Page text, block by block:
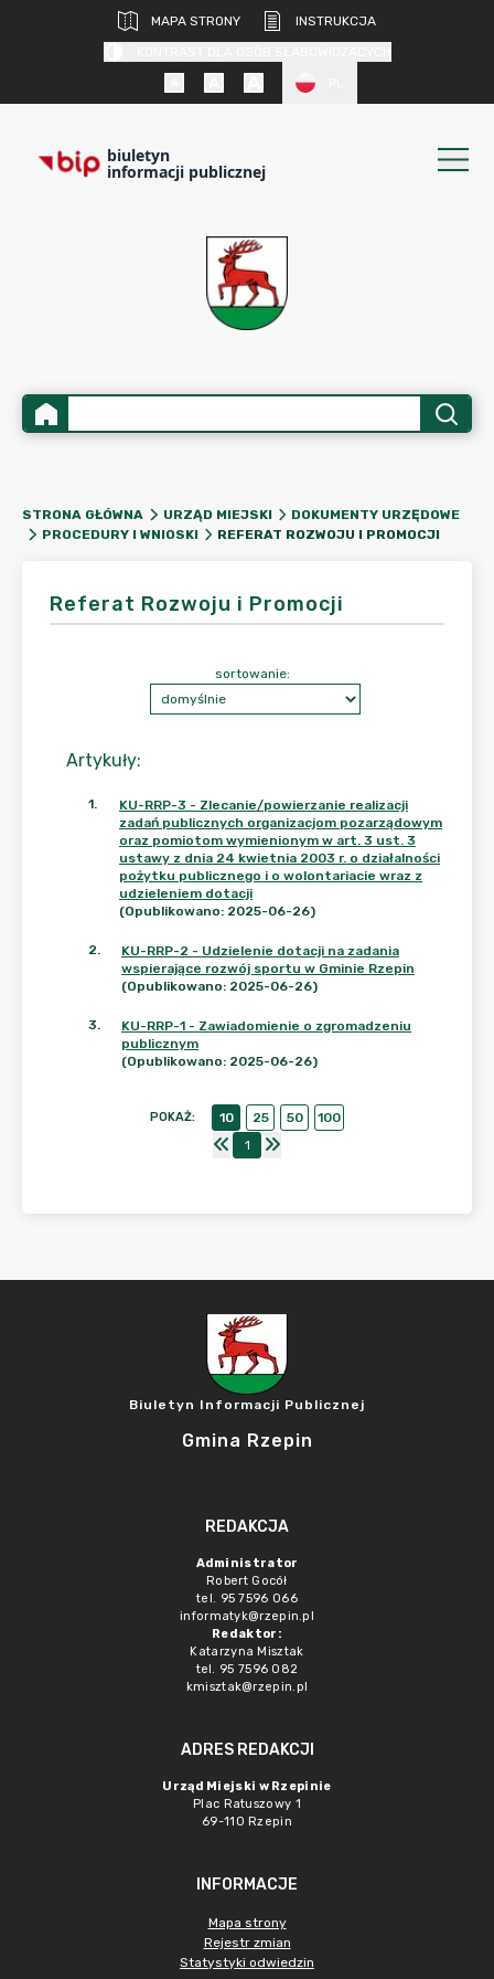
MAPA STRONY
INSTRUKCJA
biuletyn
informacji publicznej
STRONA GŁÓWNA URZĄD MIEJSKI
DOKUMENTY URZĘDOWE
PROCEDURY I WNIOSKI
REFERAT ROZWOJU I PROMOCJI
Referat Rozwoju i Promocji
Artykuły:
sortowanie:
1.
KU-RRP-3 - Zlecanie/powierzanie realizacji
zadań publicznych organizacjom pozarządowym
oraz pomiotom wymienionym w art. 3 ust. 3
ustawy z dnia 24 kwietnia 2003 r. o działalności
pożytku publicznego i o wolontariacie wraz z
udzieleniem dotacji
(Opublikowano: 2025-06-26)
2.
KU-RRP-2 - Udzielenie dotacji na zadania
wspierające rozwój sportu w Gminie Rzepin
(Opublikowano: 2025-06-26)
3.
KU-RRP-1 - Zawiadomienie o zgromadzeniu
publicznym
(Opublikowano: 2025-06-26)
POKAŻ: 10 25 50
100
1
Biuletyn Informacji Publicznej
Gmina Rzepin
REDAKCJA
Administrator
Robert Gocół
tel. 95 7596 066
informatyk@rzepin.pl
Redaktor:
Katarzyna Misztak
tel. 95 7596 082
kmisztak@rzepin.pl
ADRES REDAKCJI
Urząd Miejski w Rzepinie
Plac Ratuszowy 1
69-110 Rzepin
INFORMACJE
Mapa strony
Rejestr zmian
Statystyki odwiedzin